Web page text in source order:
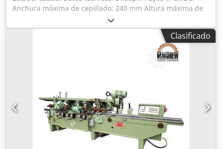
Anchura máxima de cepillado: 240 mm Altura máxima de
cepillado: 130 mm Diámetro del husillo: 40 mm Cantidad
de husillos: 6 Configuración de husillos: abajo 5,5 kW
derecha/izquierda 7,5 kW arriba 5,5 kW arriba 5,5 kW
abajo 5,5 kW universal 5,5 kW Husillos 1/4/5/6 en motores
independientes 2/3 en un solo motor Mesas acanaladas
Diámetro de la boca de aspiración: 6 x 140 mm Avance con
regulación continua Avance por ejes de cardán Bomba de
lubricación de la mesa de trabajo 2 rodillos lisos en la
mesa Presión: 6 atm. Elevación eléctrica del bastidor
Alimentación: 400 V Potencia total: 32 kW Dimensiones
generales: Longitud: 4600 mm Anchura: 2000 mm Altura:
Clasificado